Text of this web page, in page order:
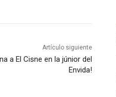
Artículo siguiente
a El Cisne en la júnior del
Envida!